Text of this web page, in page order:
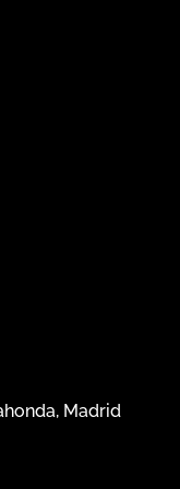
Madrid